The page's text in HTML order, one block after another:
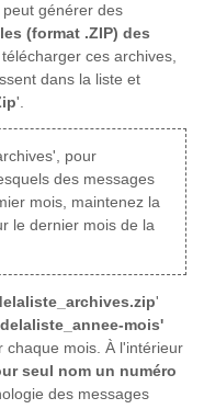
générer des
(format .ZIP) des
télécharger ces archives,
dans la liste et
'.
pour
des messages
mois, maintenez la
le dernier mois de la
'
mois'
chaque mois. À l'intérieur
seul nom un numéro
des messages